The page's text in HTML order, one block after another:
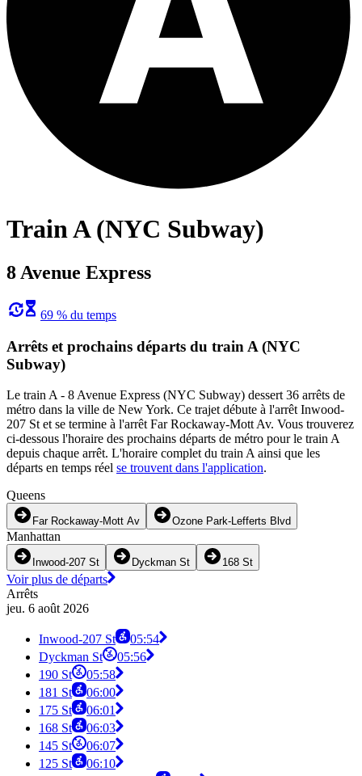
Train A (NYC Subway)
8 Avenue Express
69 % du temps
Arrêts et prochains départs du train A (NYC
Subway)
Le train A - 8 Avenue Express (NYC Subway) dessert 36 arrêts de
métro dans la ville de New York. Ce trajet débute à l'arrêt Inwood-
207 St et se termine à l'arrêt Far Rockaway-Mott Av. Vous trouverez
ci-dessous l'horaire des prochains départs de métro pour le train A
depuis chaque arrêt. L'horaire complet du train A ainsi que les
départs en temps réel se trouvent dans l'application.
Queens
Far Rockaway-Mott Av Ozone Park-Lefferts Blvd
Manhattan
Inwood-207 St Dyckman St 168 St
Voir plus de départs
Arrêts
jeu. 6 août 2026
Inwood-207 St
05:54
Dyckman St
05:56
190 St
05:58
181 St
06:00
175 St
06:01
168 St
06:03
145 St
06:07
125 St
06:10